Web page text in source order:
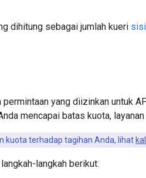
dihitung sebagai jumlah kueri
permintaan yang diizinkan untuk
mencapai batas kuota,
kuota terhadap tagihan Anda, lihat
langkah berikut: